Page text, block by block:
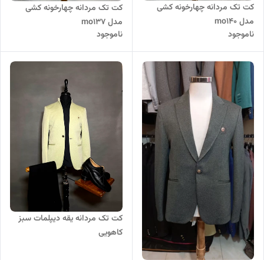
کت تک مردانه چهارخونه کشی
مدل mo140
ناموجود
کت تک مردانه چهارخونه کشی
مدل mo137
ناموجود
کت تک مردانه یقه دیپلمات سبز
کاهویی‌